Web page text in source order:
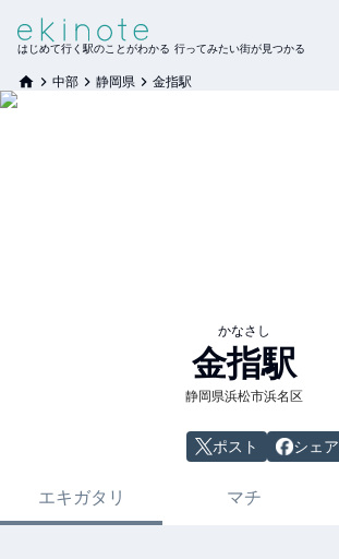
はじめて行く駅のことがわかる 行ってみたい街が見つかる
中部 静岡県 金指駅
かなさし
金指駅
静岡県浜松市浜名区
ポスト シェア
エキガタリ マチ